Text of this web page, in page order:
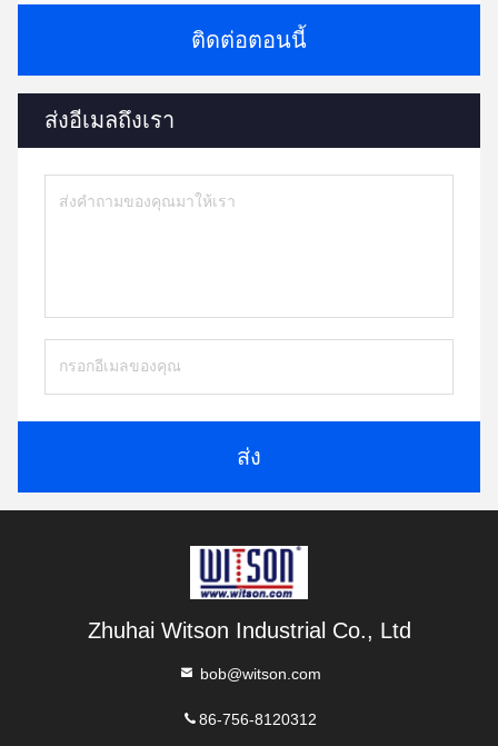
ติดต่อตอนนี้
ส่งอีเมลถึงเรา
ส่ง
Zhuhai Witson Industrial Co., Ltd
bob@witson.com
86-756-8120312